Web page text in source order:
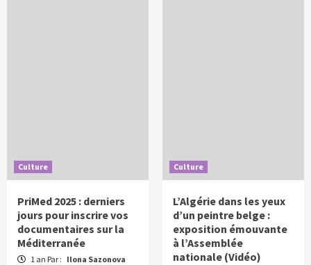
Culture
PriMed 2025 : derniers
jours pour inscrire vos
documentaires sur la
Méditerranée
1 an Par : Ilona Sazonova
Culture
L’Algérie dans les yeux
d’un peintre belge :
exposition émouvante
à l’Assemblée
nationale (Vidéo)